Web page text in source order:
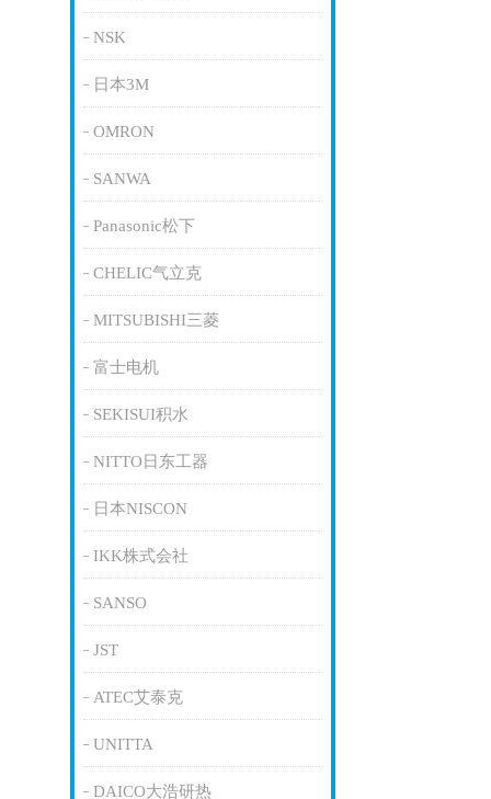
NSK
日本3M
OMRON
SANWA
Panasonic松下
CHELIC气立克
MITSUBISHI三菱
富士电机
SEKISUI积水
NITTO日东工器
日本NISCON
IKK株式会社
SANSO
JST
ATEC艾泰克
UNITTA
DAICO大浩研热